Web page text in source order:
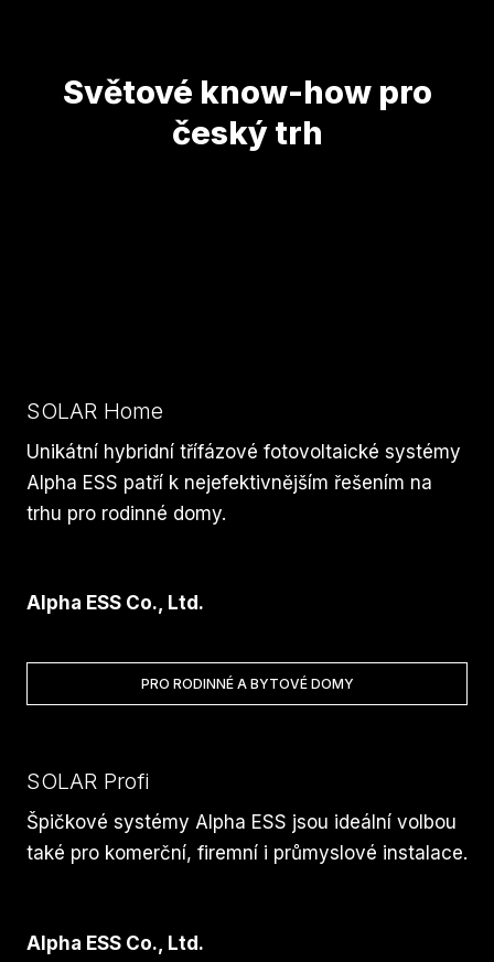
Světové know-how pro
český trh
SOLAR Home
Unikátní hybridní třífázové fotovoltaické systémy
Alpha ESS patří k nejefektivnějším řešením na
trhu pro rodinné domy.
Alpha ESS Co., Ltd.
PRO RODINNÉ A BYTOVÉ DOMY
SOLAR Profi
Špičkové systémy Alpha ESS jsou ideální volbou
také pro komerční, firemní i průmyslové instalace.
Alpha ESS Co., Ltd.